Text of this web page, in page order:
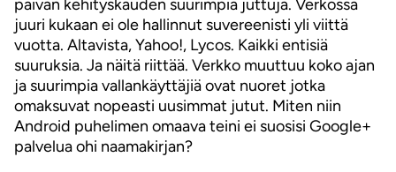
päivän kehityskauden suurimpia juttuja. Verkossa
juuri kukaan ei ole hallinnut suvereenisti yli viittä
vuotta. Altavista, Yahoo!, Lycos. Kaikki entisiä
suuruksia. Ja näitä riittää. Verkko muuttuu koko ajan
ja suurimpia vallankäyttäjiä ovat nuoret jotka
omaksuvat nopeasti uusimmat jutut. Miten niin
Android puhelimen omaava teini ei suosisi Google+
palvelua ohi naamakirjan?